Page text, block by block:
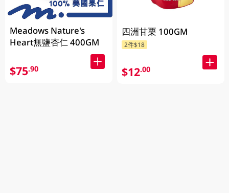
Meadows Nature's
Heart無鹽杏仁 400GM
$75.90
四洲甘栗 100GM
2件$18
$12.00